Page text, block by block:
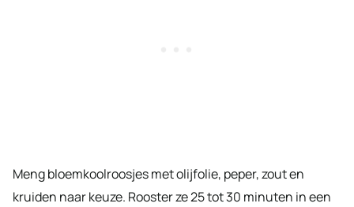
Meng bloemkoolroosjes met olijfolie, peper, zout en
kruiden naar keuze. Rooster ze 25 tot 30 minuten in een